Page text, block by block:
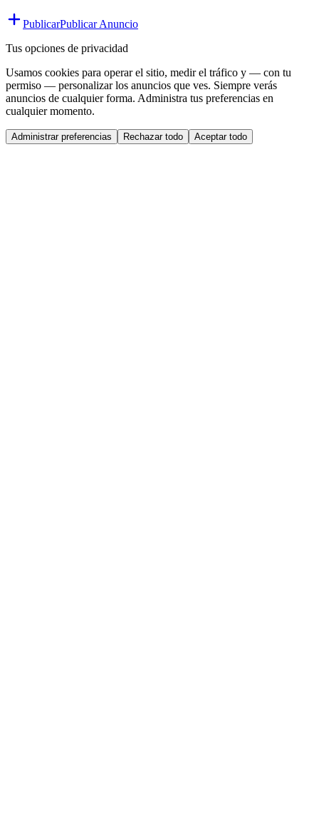
PublicarPublicar Anuncio
Tus opciones de privacidad
Usamos cookies para operar el sitio, medir el tráfico y — con tu
permiso — personalizar los anuncios que ves. Siempre verás
anuncios de cualquier forma. Administra tus preferencias en
cualquier momento.
Administrar preferencias Rechazar todo Aceptar todo